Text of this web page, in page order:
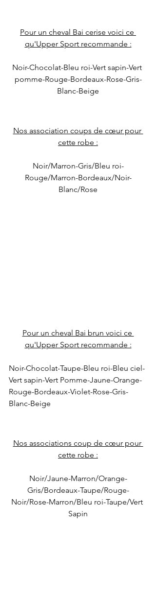
Pour un cheval Bai cerise voici ce
qu'Upper Sport recommande :
Noir-Chocolat-Bleu roi-Vert sapin-Vert
pomme-Rouge-Bordeaux-Rose-Gris-
Blanc-Beige
Nos association coups de cœur pour
cette robe :
Noir/Marron-Gris/Bleu roi-
Rouge/Marron-Bordeaux/Noir-
Blanc/Rose
Pour un cheval Bai brun voici ce
qu'Upper Sport recommande :
Noir-Chocolat-Taupe-Bleu roi-Bleu ciel-
Vert sapin-Vert Pomme-Jaune-Orange-
Rouge-Bordeaux-Violet-Rose-Gris-
Blanc-Beige
Nos associations coup de cœur pour
cette robe :
Noir/Jaune-Marron/Orange-
Gris/Bordeaux-Taupe/Rouge-
Noir/Rose-Marron/Bleu roi-Taupe/Vert
Sapin